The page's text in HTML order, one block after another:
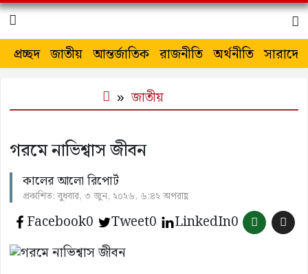
প্রচ্ছদ জাতীয় আন্তর্জাতিক রাজনীতি অর্থনীতি সারাদেশ
জাতীয়
গরমে নাভিশ্বাস জীবন
কালের আলো রিপোর্ট
প্রকাশিত: বুধবার, ৩ জুন, ২০২৬, ৬:৪২ অপরাহ্ণ
Facebook0 Tweet0 LinkedIn0